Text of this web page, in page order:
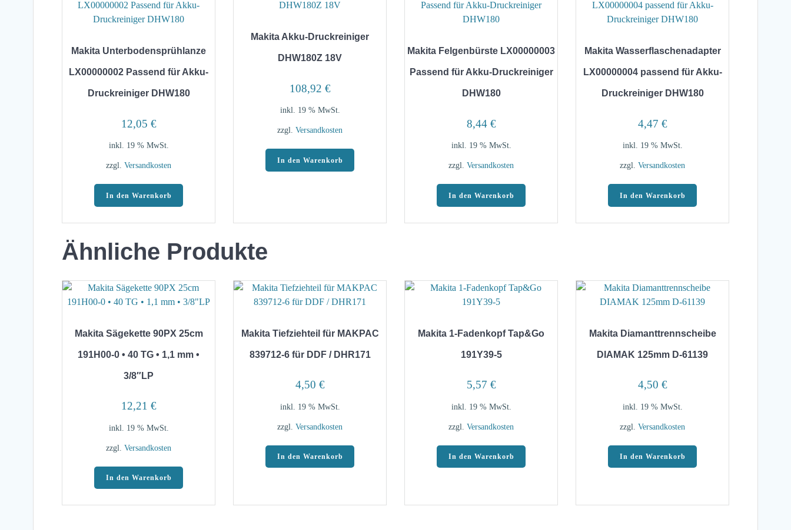
Makita Unterbodensprühlanze
LX00000002 Passend für Akku-
Druckreiniger DHW180
12,05 €
inkl. 19 % MwSt.
zzgl. Versandkosten
In den Warenkorb
Makita Akku-Druckreiniger
DHW180Z 18V
108,92 €
inkl. 19 % MwSt.
zzgl. Versandkosten
In den Warenkorb
Makita Felgenbürste LX00000003
Passend für Akku-Druckreiniger
DHW180
8,44 €
inkl. 19 % MwSt.
zzgl. Versandkosten
In den Warenkorb
Makita Wasserflaschenadapter
LX00000004 passend für Akku-
Druckreiniger DHW180
4,47 €
inkl. 19 % MwSt.
zzgl. Versandkosten
In den Warenkorb
Ähnliche Produkte
Makita Sägekette 90PX 25cm
191H00-0 • 40 TG • 1,1 mm •
3/8″LP
12,21 €
inkl. 19 % MwSt.
zzgl. Versandkosten
In den Warenkorb
Makita Tiefziehteil für MAKPAC
839712-6 für DDF / DHR171
4,50 €
inkl. 19 % MwSt.
zzgl. Versandkosten
In den Warenkorb
Makita 1-Fadenkopf Tap&Go
191Y39-5
5,57 €
inkl. 19 % MwSt.
zzgl. Versandkosten
In den Warenkorb
Makita Diamanttrennscheibe
DIAMAK 125mm D-61139
4,50 €
inkl. 19 % MwSt.
zzgl. Versandkosten
In den Warenkorb